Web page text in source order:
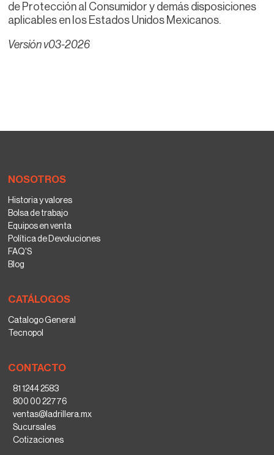
de Protección al Consumidor y demás disposiciones
aplicables en los Estados Unidos Mexicanos.
Versión v03-2026
NOSOTROS
Historia y valores
Bolsa de trabajo
Equipos en venta
Política de Devoluciones
FAQ'S
Blog
CATÁLOGOS
Catalogo General
Tecnopol
CONTACTO
81 1244 2583
800 00 22776
ventas@ladrillera.mx
Sucursales
Cotizaciones